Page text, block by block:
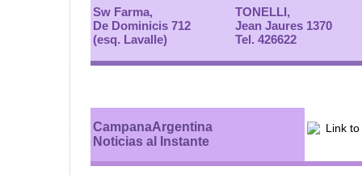
Sw Farma,
De Dominicis 712
(esq. Lavalle)
TONELLI,
Jean Jaures 1370
Tel. 426622
CampanaArgentina
Noticias al Instante